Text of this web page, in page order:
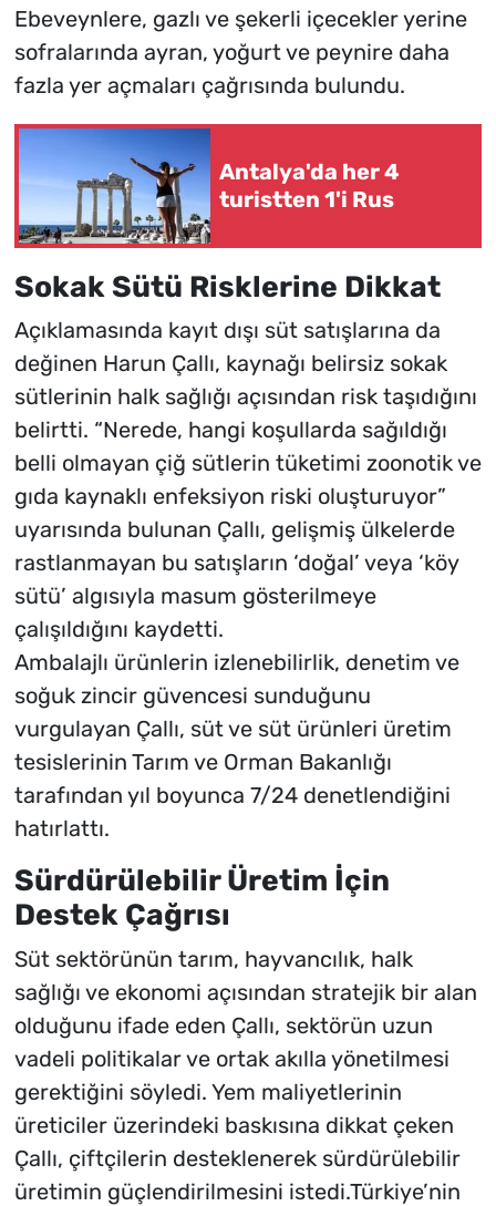
Ebeveynlere, gazlı ve şekerli içecekler yerine
sofralarında ayran, yoğurt ve peynire daha
fazla yer açmaları çağrısında bulundu.
Antalya'da her 4
turistten 1'i Rus
Sokak Sütü Risklerine Dikkat
Açıklamasında kayıt dışı süt satışlarına da
değinen Harun Çallı, kaynağı belirsiz sokak
sütlerinin halk sağlığı açısından risk taşıdığını
belirtti. “Nerede, hangi koşullarda sağıldığı
belli olmayan çiğ sütlerin tüketimi zoonotik ve
gıda kaynaklı enfeksiyon riski oluşturuyor”
uyarısında bulunan Çallı, gelişmiş ülkelerde
rastlanmayan bu satışların ‘doğal’ veya ‘köy
sütü’ algısıyla masum gösterilmeye
çalışıldığını kaydetti.
Ambalajlı ürünlerin izlenebilirlik, denetim ve
soğuk zincir güvencesi sunduğunu
vurgulayan Çallı, süt ve süt ürünleri üretim
tesislerinin Tarım ve Orman Bakanlığı
tarafından yıl boyunca 7/24 denetlendiğini
hatırlattı.
Sürdürülebilir Üretim İçin
Destek Çağrısı
Süt sektörünün tarım, hayvancılık, halk
sağlığı ve ekonomi açısından stratejik bir alan
olduğunu ifade eden Çallı, sektörün uzun
vadeli politikalar ve ortak akılla yönetilmesi
gerektiğini söyledi. Yem maliyetlerinin
üreticiler üzerindeki baskısına dikkat çeken
Çallı, çiftçilerin desteklenerek sürdürülebilir
üretimin güçlendirilmesini istedi.Türkiye’nin